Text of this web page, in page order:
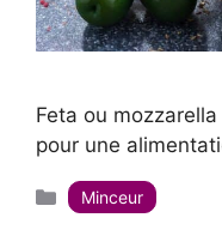
Feta ou
pour une
Catégories
Minceur